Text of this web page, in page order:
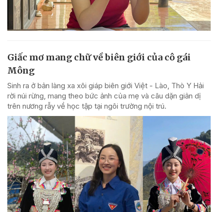
Giấc mơ mang chữ về biên giới của cô gái
Mông
Sinh ra ở bản làng xa xôi giáp biên giới Việt - Lào, Thò Y Hải
rời núi rừng, mang theo bức ảnh của mẹ và câu dặn giản dị
trên nương rẫy về học tập tại ngôi trường nội trú.